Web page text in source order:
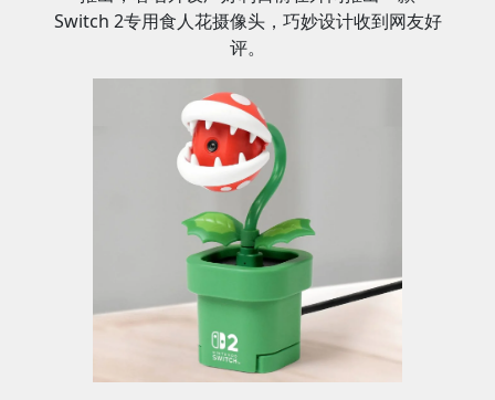
Switch 2专用食人花摄像头，巧妙设计收到网友好
评。